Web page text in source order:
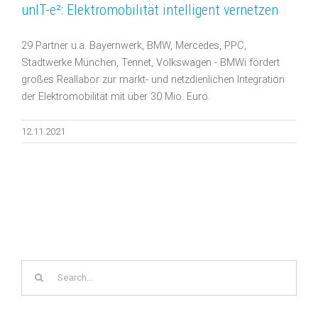
unIT-e²: Elektromobilität intelligent vernetzen
29 Partner u.a. Bayernwerk, BMW, Mercedes, PPC,
Stadtwerke München, Tennet, Volkswagen - BMWi fördert
großes Reallabor zur markt- und netzdienlichen Integration
der Elektromobilität mit über 30 Mio. Euro.
12.11.2021